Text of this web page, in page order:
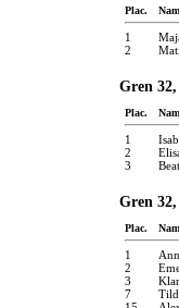
Plac.
1
2
Gren
Plac.
1
2
3
Gren
Plac.
1
2
3
7